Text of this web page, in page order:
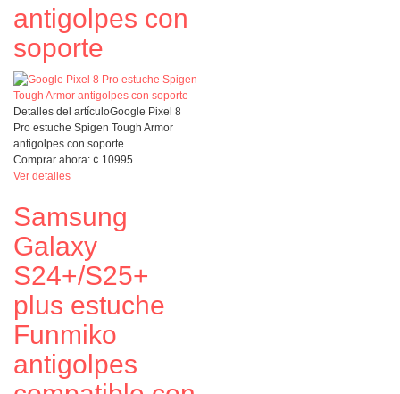
antigolpes con
soporte
Detalles del artículoGoogle Pixel 8
Pro estuche Spigen Tough Armor
antigolpes con soporte
Comprar ahora: ¢ 10995
Ver detalles
Samsung
Galaxy
S24+/S25+
plus estuche
Funmiko
antigolpes